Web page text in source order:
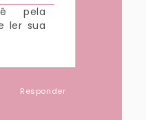
pela
ler sua
Responder